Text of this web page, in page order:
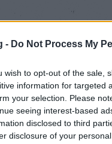
- Do Not Process My
wish to opt-out of the sale,
information for targeted
your selection. Please
seeing interest-based
disclosed to third
disclosure of your